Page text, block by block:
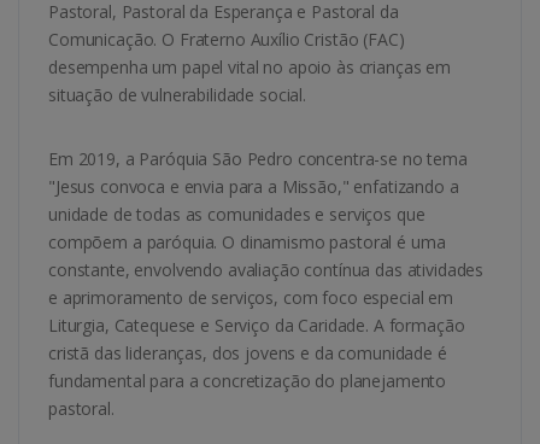
Pastoral, Pastoral da Esperança e Pastoral da
Comunicação. O Fraterno Auxílio Cristão (FAC)
desempenha um papel vital no apoio às crianças em
situação de vulnerabilidade social.
Em 2019, a Paróquia São Pedro concentra-se no tema
"Jesus convoca e envia para a Missão," enfatizando a
unidade de todas as comunidades e serviços que
compõem a paróquia. O dinamismo pastoral é uma
constante, envolvendo avaliação contínua das atividades
e aprimoramento de serviços, com foco especial em
Liturgia, Catequese e Serviço da Caridade. A formação
cristã das lideranças, dos jovens e da comunidade é
fundamental para a concretização do planejamento
pastoral.